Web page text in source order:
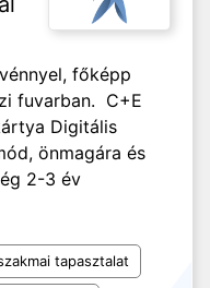
főképp
fuvarban. C+E
Digitális
önmagára és
2-3 év
tapasztalat